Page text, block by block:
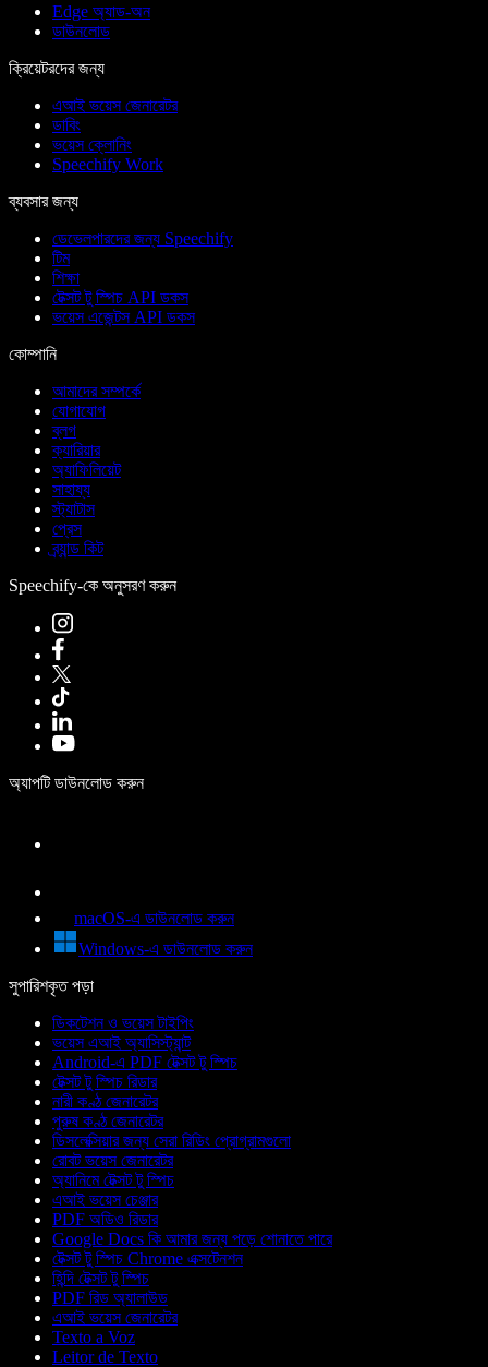
Edge অ্যাড-অন
ডাউনলোড
ক্রিয়েটরদের জন্য
এআই ভয়েস জেনারেটর
ডাবিং
ভয়েস ক্লোনিং
Speechify Work
ব্যবসার জন্য
ডেভেলপারদের জন্য Speechify
টিম
শিক্ষা
টেক্সট টু স্পিচ API ডকস
ভয়েস এজেন্টস API ডকস
কোম্পানি
আমাদের সম্পর্কে
যোগাযোগ
ব্লগ
ক্যারিয়ার
অ্যাফিলিয়েট
সাহায্য
স্ট্যাটাস
প্রেস
ব্র্যান্ড কিট
Speechify-কে অনুসরণ করুন
অ্যাপটি ডাউনলোড করুন
macOS-এ ডাউনলোড করুন
Windows-এ ডাউনলোড করুন
সুপারিশকৃত পড়া
ডিকটেশন ও ভয়েস টাইপিং
ভয়েস এআই অ্যাসিস্ট্যান্ট
Android-এ PDF টেক্সট টু স্পিচ
টেক্সট টু স্পিচ রিডার
নারী কণ্ঠ জেনারেটর
পুরুষ কণ্ঠ জেনারেটর
ডিসলেক্সিয়ার জন্য সেরা রিডিং প্রোগ্রামগুলো
রোবট ভয়েস জেনারেটর
অ্যানিমে টেক্সট টু স্পিচ
এআই ভয়েস চেঞ্জার
PDF অডিও রিডার
Google Docs কি আমার জন্য পড়ে শোনাতে পারে
টেক্সট টু স্পিচ Chrome এক্সটেনশন
হিন্দি টেক্সট টু স্পিচ
PDF রিড অ্যালাউড
এআই ভয়েস জেনারেটর
Texto a Voz
Leitor de Texto